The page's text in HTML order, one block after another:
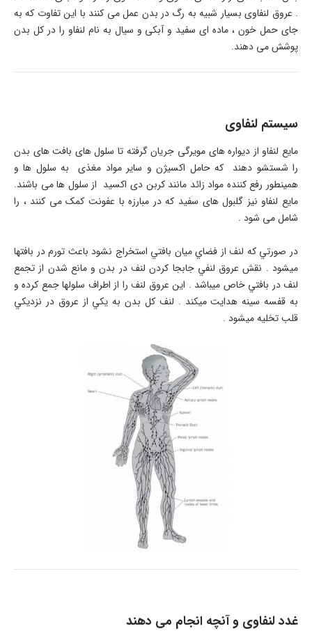
. عروق لنفاوی بسیار شبیه به رگ در بدن عمل می کنند با این تفاوت که به
جای حمل خون ، ماده ای سفید و آبکی و سیال به نام لنفاو را در کل بدن
پوشش می دهند.
سیستم لنفاوی
مایع لنفاو از دیواره های مویرگی جریان گرفته تا سلول های بافت های بدن
را شستشو دهند که حامل اکسیژن و سایر مواد مغذی به سلول ها و
همینطور رفع کننده مواد زائد مانند کربن دی اکسید از سلول ها می باشند.
مایع لنفاو نیز گلبول های سفید که در مبارزه با عفونت کمک می کنند ، را
شامل می شود .
در صورتي كه لنف از فضاي ميان بافتي استخراج نشود باعث تورم در بافتها
ميشود . نقش عروق لنفي جابجا کردن لنف در بدن و مانع شدن از تجمع
لنف در بافتي خاص ميباشد . اين عروق لنف را از اطراف سلولها جمع كرده و
به قفسه سينه هدايت ميكند . لنف كل بدن به يكي از عروق در نزديكي
قلب تخليه ميشود .
غدد لنفاوی و آنچه انجام می دهند